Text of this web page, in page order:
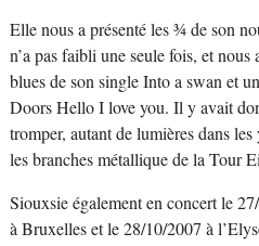
Elle nous a présenté les ¾ de son
n’a pas faibli une seule fois, et
blues de son single Into a swan et
Doors Hello I love you. Il y avait
tromper, autant de lumières dans les
les branches métallique de la Tour
Siouxsie également en concert le
à Bruxelles et le 28/10/2007 à